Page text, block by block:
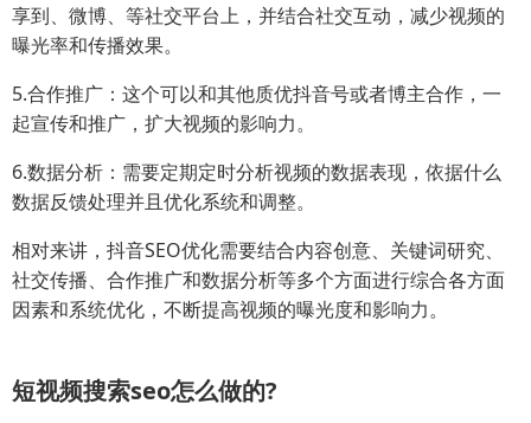
享到、微博、等社交平台上，并结合社交互动，减少视频的
曝光率和传播效果。
5.合作推广：这个可以和其他质优抖音号或者博主合作，一
起宣传和推广，扩大视频的影响力。
6.数据分析：需要定期定时分析视频的数据表现，依据什么
数据反馈处理并且优化系统和调整。
相对来讲，抖音SEO优化需要结合内容创意、关键词研究、
社交传播、合作推广和数据分析等多个方面进行综合各方面
因素和系统优化，不断提高视频的曝光度和影响力。
短视频搜索seo怎么做的?